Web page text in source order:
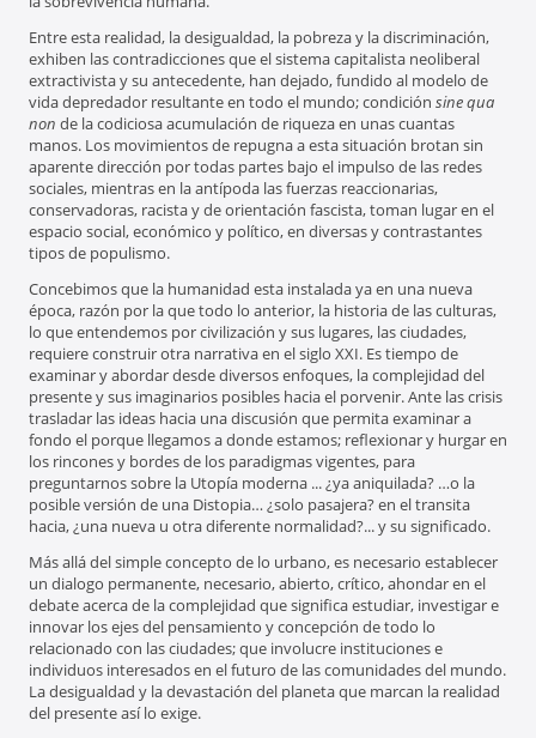
Entre esta realidad, la desigualdad, la pobreza y la discriminación,
exhiben las contradicciones que el sistema capitalista neoliberal
extractivista y su antecedente, han dejado, fundido al modelo de
vida depredador resultante en todo el mundo; condición sine qua
non de la codiciosa acumulación de riqueza en unas cuantas
manos. Los movimientos de repugna a esta situación brotan sin
aparente dirección por todas partes bajo el impulso de las redes
sociales, mientras en la antípoda las fuerzas reaccionarias,
conservadoras, racista y de orientación fascista, toman lugar en el
espacio social, económico y político, en diversas y contrastantes
tipos de populismo.
Concebimos que la humanidad esta instalada ya en una nueva
época, razón por la que todo lo anterior, la historia de las culturas,
lo que entendemos por civilización y sus lugares, las ciudades,
requiere construir otra narrativa en el siglo XXI. Es tiempo de
examinar y abordar desde diversos enfoques, la complejidad del
presente y sus imaginarios posibles hacia el porvenir. Ante las crisis
trasladar las ideas hacia una discusión que permita examinar a
fondo el porque llegamos a donde estamos; reflexionar y hurgar en
los rincones y bordes de los paradigmas vigentes, para
preguntarnos sobre la Utopía moderna ... ¿ya aniquilada? …o la
posible versión de una Distopia… ¿solo pasajera? en el transita
hacia, ¿una nueva u otra diferente normalidad?... y su significado.
Más allá del simple concepto de lo urbano, es necesario establecer
un dialogo permanente, necesario, abierto, crítico, ahondar en el
debate acerca de la complejidad que significa estudiar, investigar e
innovar los ejes del pensamiento y concepción de todo lo
relacionado con las ciudades; que involucre instituciones e
individuos interesados en el futuro de las comunidades del mundo.
La desigualdad y la devastación del planeta que marcan la realidad
del presente así lo exige.